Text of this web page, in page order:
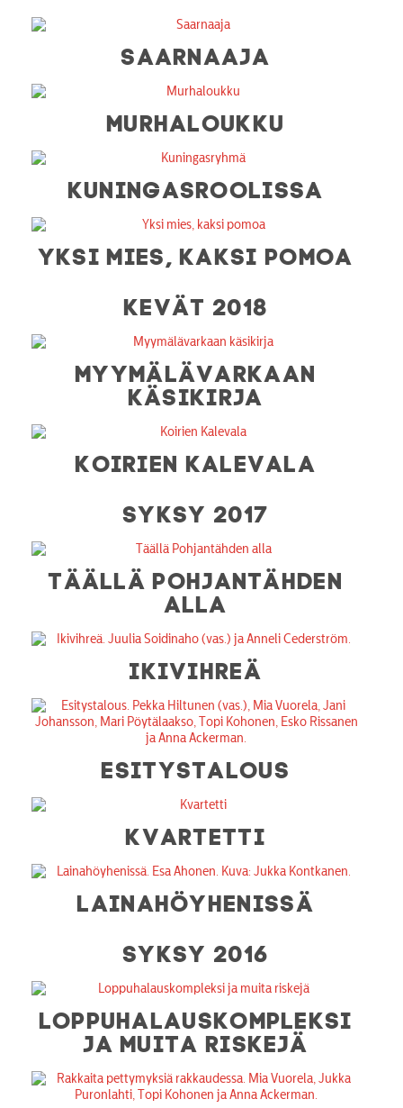
SAARNAAJA
MURHALOUKKU
KUNINGASROOLISSA
YKSI MIES, KAKSI POMOA
KEVÄT 2018
MYYMÄLÄVARKAAN
KÄSIKIRJA
KOIRIEN KALEVALA
SYKSY 2017
TÄÄLLÄ POHJANTÄHDEN
ALLA
IKIVIHREÄ
ESITYSTALOUS
KVARTETTI
LAINAHÖYHENISSÄ
SYKSY 2016
LOPPUHALAUSKOMPLEKSI
JA MUITA RISKEJÄ